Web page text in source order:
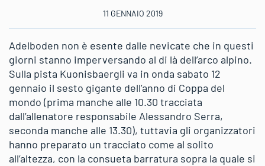
11 GENNAIO 2019
Adelboden non è esente dalle nevicate che in questi
giorni stanno imperversando al di là dell’arco alpino.
Sulla pista Kuonisbaergli va in onda sabato 12
gennaio il sesto gigante dell’anno di Coppa del
mondo (prima manche alle 10.30 tracciata
dall’allenatore responsabile Alessandro Serra,
seconda manche alle 13.30), tuttavia gli organizzatori
hanno preparato un tracciato come al solito
all’altezza, con la consueta barratura sopra la quale si